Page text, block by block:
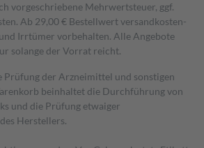
vorgeschriebene Mehrwertsteuer, ggf.
Ab 29,00 € Bestell­wert versand­kosten­
Irrtümer vorbehalten. Alle Angebote
solange der Vorrat reicht.
Prüfung der Arzneimittel und sonstigen
beinhaltet die Durchführung von
und die Prüfung etwaiger
Herstellers.